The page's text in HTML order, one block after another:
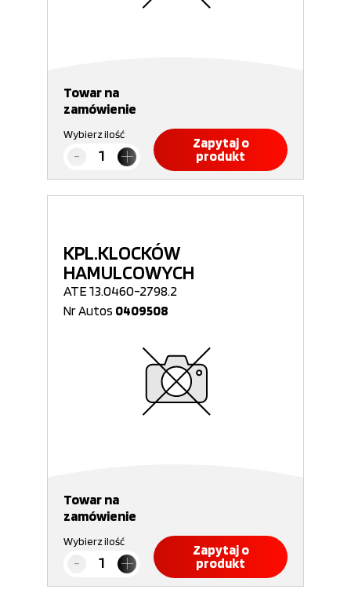
Towar na
zamówienie
Wybierz ilość
Zapytaj o
produkt
KPL.KLOCKÓW
HAMULCOWYCH
ATE 13.0460-2798.2
Nr Autos 0409508
Towar na
zamówienie
Wybierz ilość
Zapytaj o
produkt